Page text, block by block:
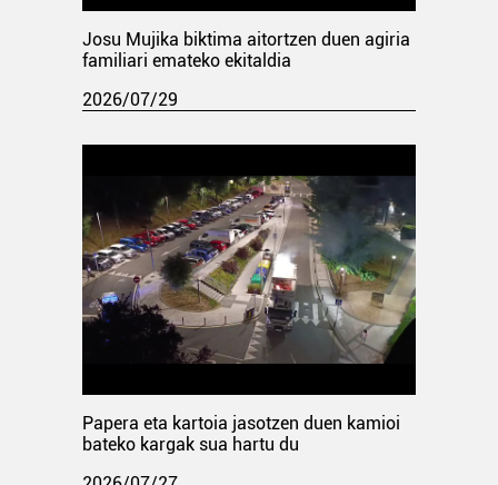
Josu Mujika biktima aitortzen duen agiria
familiari emateko ekitaldia
2026/07/29
Papera eta kartoia jasotzen duen kamioi
bateko kargak sua hartu du